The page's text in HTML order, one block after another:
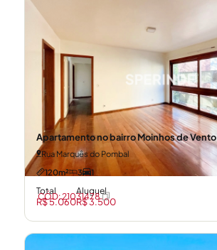
Apartamento no bairro Moinhos de Vento
Rua Marquês do Pombal
120m²
3 1
Total
R$ 5.060
Aluguel
R$ 3.500
CÓD: 21031478